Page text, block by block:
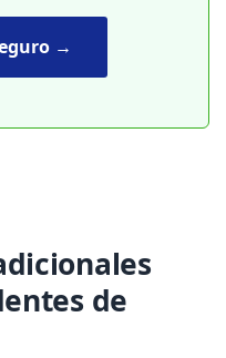
→
de